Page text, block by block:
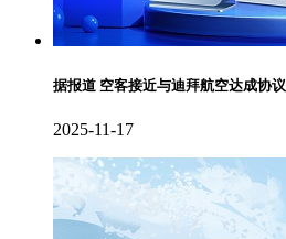
据报道 空客接近与迪拜航空达成协议
2025-11-17